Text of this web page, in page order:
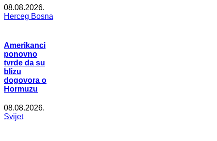
08.08.2026.
Herceg Bosna
Amerikanci
ponovno
tvrde da su
blizu
dogovora o
Hormuzu
08.08.2026.
Svijet